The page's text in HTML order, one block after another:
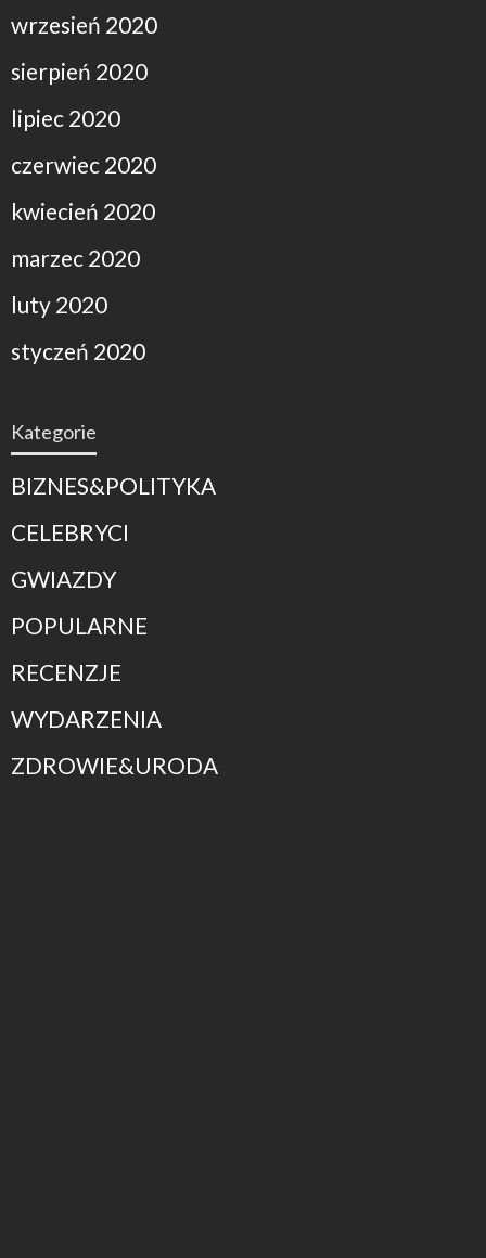
wrzesień 2020
sierpień 2020
lipiec 2020
czerwiec 2020
kwiecień 2020
marzec 2020
luty 2020
styczeń 2020
Kategorie
BIZNES&POLITYKA
CELEBRYCI
GWIAZDY
POPULARNE
RECENZJE
WYDARZENIA
ZDROWIE&URODA